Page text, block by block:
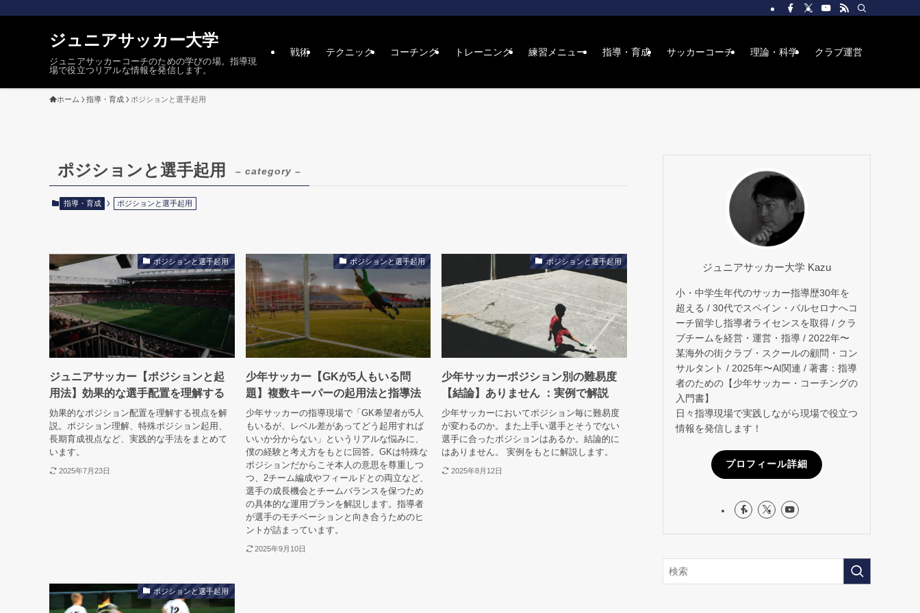
ジュニアサッカー大学
ジュニアサッカーコーチのための学びの場。指導現
場で役立つリアルな情報を発信します。
戦術 テクニック コーチング トレーニング 練習メニュー 指導・育成 サッカーコーチ 理論・科学 クラブ運営
ホーム 指導・育成 ポジションと選手起用
ポジションと選手起用 – category –
指導・育成 ポジションと選手起用
ポジションと選手起用
ジュニアサッカー【ポジションと起
用法】効果的な選手配置を理解する
効果的なポジション配置を理解する視点を解
説。ポジション理解、特殊ポジション起用、
長期育成視点など、実践的な手法をまとめて
います。
2025年7月23日
ポジションと選手起用
少年サッカー【GKが5人もいる問
題】複数キーパーの起用法と指導法
少年サッカーの指導現場で「GK希望者が5人
もいるが、レベル差があってどう起用すれば
いいか分からない」というリアルな悩みに、
僕の経験と考え方をもとに回答。GKは特殊な
ポジションだからこそ本人の意思を尊重しつ
つ、2チーム編成やフィールドとの両立など、
選手の成長機会とチームバランスを保つため
の具体的な運用プランを解説します。指導者
が選手のモチベーションと向き合うためのヒ
ントが詰まっています。
2025年9月10日
ポジションと選手起用
少年サッカーポジション別の難易度
【結論】ありません ：実例で解説
少年サッカーにおいてポジション毎に難易度
が変わるのか。また上手い選手とそうでない
選手に合ったポジションはあるか。結論的に
はありません。 実例をもとに解説します。
2025年8月12日
ポジションと選手起用
ジュニアサッカー大学 Kazu
小・中学生年代のサッカー指導歴30年を
超える / 30代でスペイン・バルセロナへコ
ーチ留学し指導者ライセンスを取得 / クラ
ブチームを経営・運営・指導 / 2022年〜
某海外の街クラブ・スクールの顧問・コン
サルタント / 2025年〜AI関連 / 著書：指導
者のための【少年サッカー・コーチングの
入門書】
日々指導現場で実践しながら現場で役立つ
情報を発信します！
プロフィール詳細